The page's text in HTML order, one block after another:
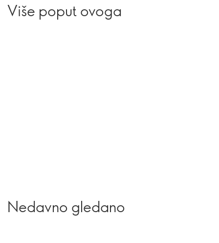
Više poput ovoga
Nedavno gledano